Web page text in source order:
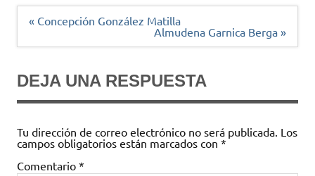
Navegación
« Concepción González Matilla
Almudena Garnica Berga »
DEJA UNA RESPUESTA
Tu dirección de correo electrónico no será publicada. Los
campos obligatorios están marcados con *
Comentario *